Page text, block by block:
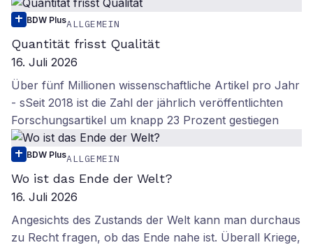
BDW PlusALLGEMEIN
Quantität frisst Qualität
16. Juli 2026
Über fünf Millionen wissenschaftliche Artikel pro Jahr
- sSeit 2018 ist die Zahl der jährlich veröffentlichten
Forschungsartikel um knapp 23 Prozent gestiegen
BDW PlusALLGEMEIN
Wo ist das Ende der Welt?
16. Juli 2026
Angesichts des Zustands der Welt kann man durchaus
zu Recht fragen, ob das Ende nahe ist. Überall Kriege,